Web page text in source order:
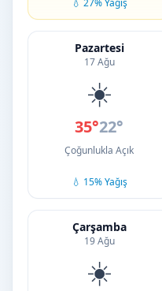
💧 27% Yağış
Pazartesi
17 Ağu
☀️
35°22°
Çoğunlukla Açık
💧 15% Yağış
Çarşamba
19 Ağu
☀️